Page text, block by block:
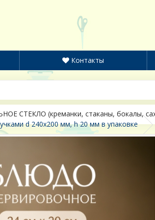
Контакты
СТЕКЛО (креманки, стаканы, бокалы,
d 240х200 мм, h 20 мм в упаковке